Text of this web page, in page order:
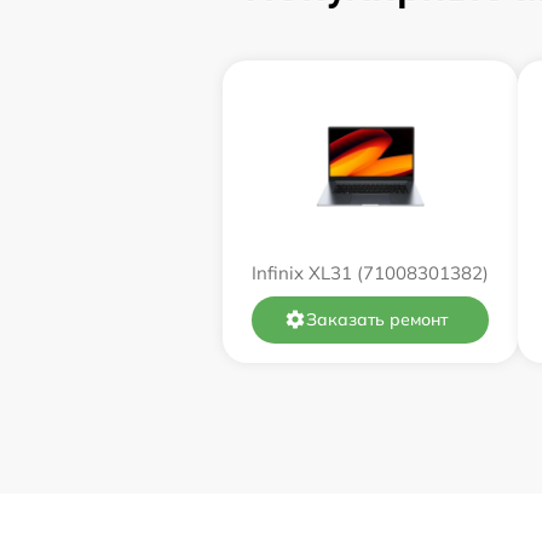
Замена системы охлаждения
Замена термопасты
Замена экрана
Замена северного моста
Infinix XL31 (71008301382)
Заказать ремонт